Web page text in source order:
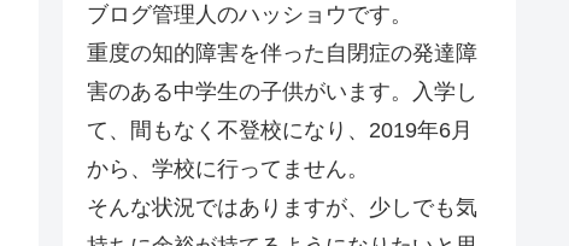
ブログ管理人のハッショウです。
重度の知的障害を伴った自閉症の発達障
害のある中学生の子供がいます。入学し
て、間もなく不登校になり、2019年6月
から、学校に行ってません。
そんな状況ではありますが、少しでも気